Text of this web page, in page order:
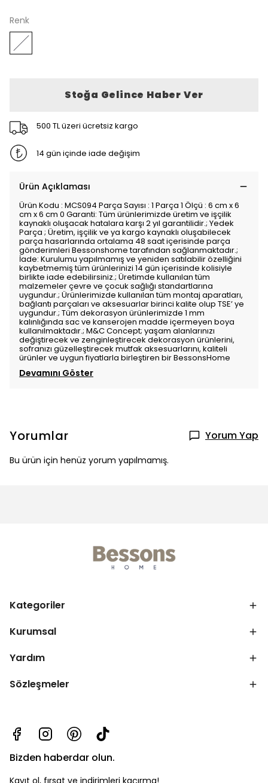
Renk
Stoğa Gelince Haber Ver
500 TL üzeri ücretsiz kargo
14 gün içinde iade değişim
Ürün Açıklaması
Ürün Kodu : MCS094 Parça Sayısı : 1 Parça 1 Ölçü : 6 cm x 6
cm x 6 cm 0 Garanti: Tüm ürünlerimizde üretim ve işçilik
kaynaklı oluşacak hatalara karşı 2 yıl garantilidir.; Yedek
Parça ; Üretim, işçilik ve ya kargo kaynaklı oluşabilecek
parça hasarlarında ortalama 48 saat içerisinde parça
gönderimleri Bessonshome tarafından sağlanmaktadır.;
İade: Kurulumu yapılmamış ve yeniden satılabilir özelliğini
kaybetmemiş tüm ürünlerinizi 14 gün içerisinde kolisiyle
birlikte iade edebilirsiniz.; Üretimde kullanılan tüm
malzemeler çevre ve çocuk sağlığı standartlarına
uygundur.; Ürünlerimizde kullanılan tüm montaj aparatları,
bağlantı parçaları ve aksesuarlar birinci kalite olup TSE’ ye
uygundur.; Tüm dekorasyon ürünlerimizde 1 mm
kalınlığında sac ve kanserojen madde içermeyen boya
kullanılmaktadır.; M&C Concept; yaşam alanlarınızı
değiştirecek ve zenginleştirecek dekorasyon ürünlerini,
sofranızı güzelleştirecek mutfak aksesuarlarını, kaliteli
ürünler ve uygun fiyatlarla birleştiren bir BessonsHome
Devamını Göster
Yorumlar Yorum Yap
Bu ürün için henüz yorum yapılmamış.
Kategoriler
Kurumsal
Yardım
Sözleşmeler
Bizden haberdar olun.
Kayıt ol, fırsat ve indirimleri kaçırma!